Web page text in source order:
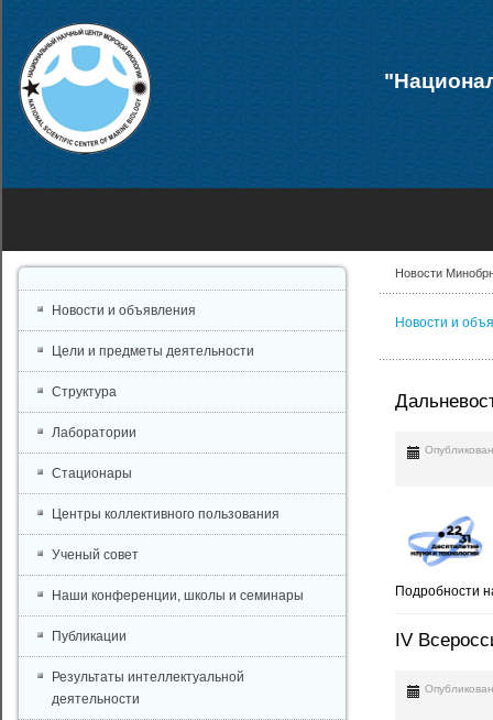
Новости
Новости и
Подробности
IV
Новости и объявления
Цели и предметы деятельности
Структура
Лаборатории
Стационары
Центры коллективного пользования
Ученый совет
Наши конференции, школы и семинары
Публикации
Результаты интеллектуальной
деятельности